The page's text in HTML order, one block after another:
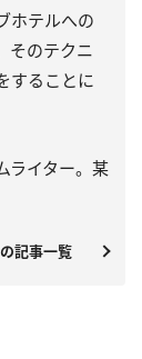
ホテルへの
そのテクニ
することに
ライター。某
記事一覧